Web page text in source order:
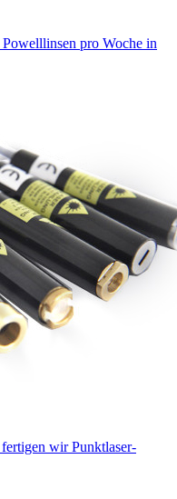
pro Woche in
wir Punktlaser-